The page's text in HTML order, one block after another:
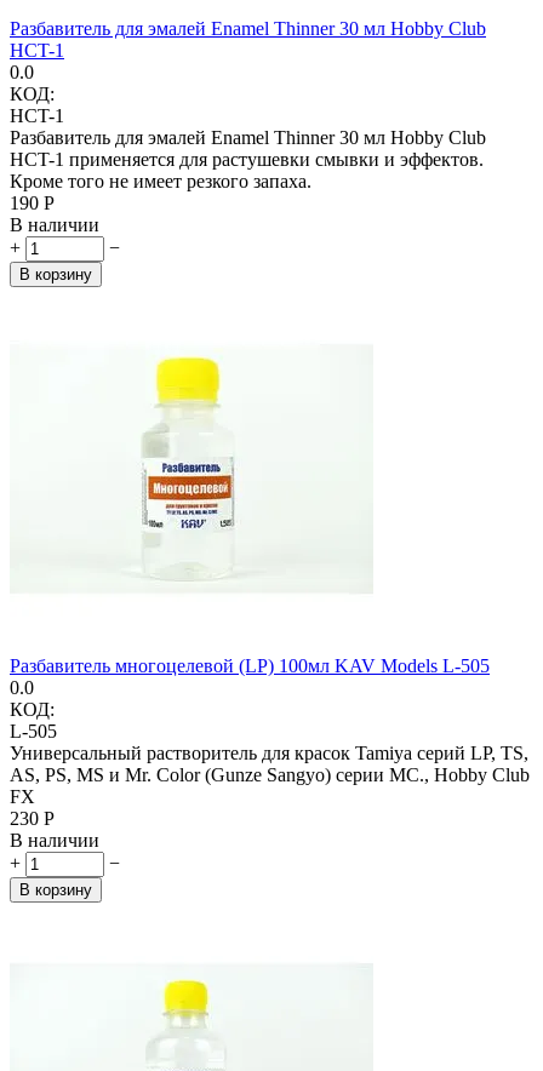
Разбавитель для эмалей Enamel Thinner 30 мл Hobby Club
HCT-1
0.0
КОД:
HCT-1
Разбавитель для эмалей Enamel Thinner 30 мл Hobby Club
HCT-1 применяется для растушевки смывки и эффектов.
Кроме того не имеет резкого запаха.
‍190‍ Р
В наличии
+
−
В корзину
Разбавитель многоцелевой (LP) 100мл KAV Models L-505
0.0
КОД:
L-505
Универсальный растворитель для красок Tamiya серий LP, TS,
AS, PS, MS и Mr. Color (Gunze Sangyo) серии MC., Hobby Club
FX
‍230‍ Р
В наличии
+
−
В корзину